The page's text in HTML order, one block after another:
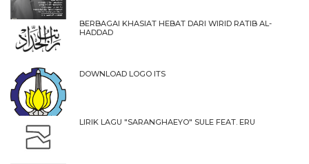
BERBAGAI KHASIAT HEBAT DARI WIRID RATIB AL-
HADDAD
DOWNLOAD LOGO ITS
LIRIK LAGU "SARANGHAEYO" SULE FEAT. ERU